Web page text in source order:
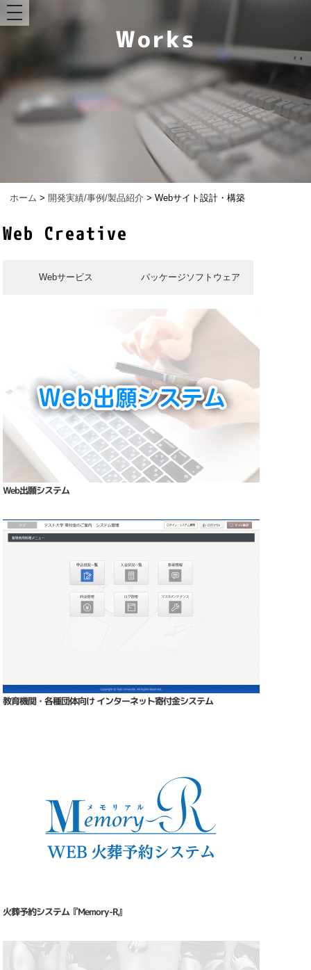
toggle
ホーム > 開発実績/事例/製品紹介 >Webサイト設計・構築
Web Creative
Webサービス パッケージソフトウェア
Web出願システム
教育機関・各種団体向け インターネット寄付金システム
火葬予約システム『Memory-R』